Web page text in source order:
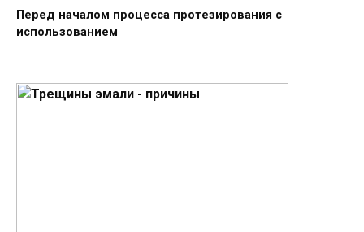
Перед началом процесса протезирования с
использованием